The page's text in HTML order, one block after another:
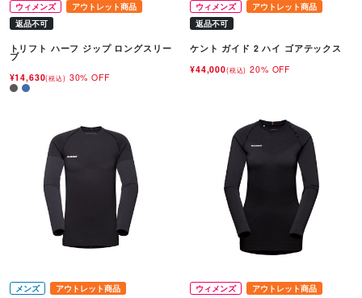
ウィメンズ
アウトレット商品
返品不可
トリフト ハーフ ジップ ロングスリー
ブ
¥14,630(税込) 30% OFF
ウィメンズ
アウトレット商品
返品不可
ケント ガイド 2 ハイ ゴアテックス
¥44,000(税込) 20% OFF
メンズ
アウトレット商品
ウィメンズ
アウトレット商品